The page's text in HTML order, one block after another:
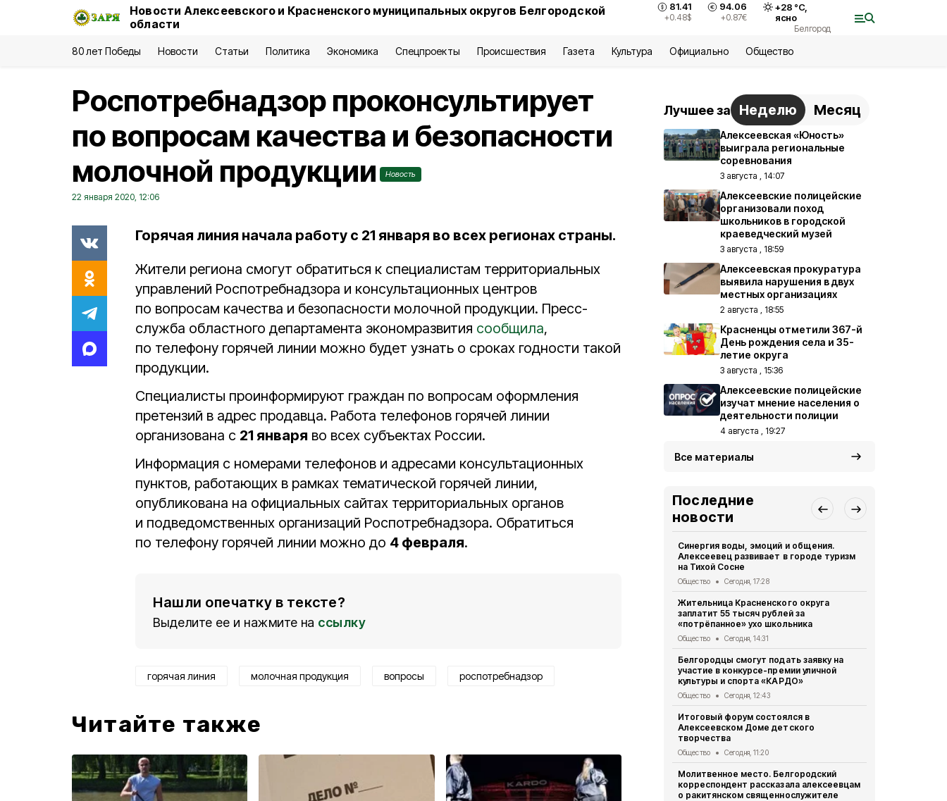
Новости Алексеевского и Красненского муниципальных округов Белгородской
области
81.41
+0.48$
94.06
+0.87€
+28 °С,
ясно
Белгород
80 лет Победы Новости Статьи Политика Экономика Спецпроекты Происшествия Газета Культура Официально Общество
Роспотребнадзор проконсультирует
по вопросам качества и безопасности
молочной продукции
Новость
22 января 2020, 12:06
Горячая линия начала работу с 21 января во всех регионах страны.
Жители региона смогут обратиться к специалистам территориальных
управлений Роспотребнадзора и консультационных центров
по вопросам качества и безопасности молочной продукции. Пресс-
служба областного департамента экономразвития сообщила,
по телефону горячей линии можно будет узнать о сроках годности такой
продукции.
Специалисты проинформируют граждан по вопросам оформления
претензий в адрес продавца. Работа телефонов горячей линии
организована с 21 января во всех субъектах России.
Информация с номерами телефонов и адресами консультационных
пунктов, работающих в рамках тематической горячей линии,
опубликована на официальных сайтах территориальных органов
и подведомственных организаций Роспотребнадзора. Обратиться
по телефону горячей линии можно до 4 февраля.
Нашли опечатку в тексте?
Выделите ее и нажмите на ссылку
горячая линия молочная продукция вопросы роспотребнадзор
Читайте также
Лучшее за Неделю Месяц
Алексеевская «Юность»
выиграла региональные
соревнования
3 августа , 14:07
Алексеевские полицейские
организовали поход
школьников в городской
краеведческий музей
3 августа , 18:59
Алексеевская прокуратура
выявила нарушения в двух
местных организациях
2 августа , 18:55
Красненцы отметили 367-й
День рождения села и 35-
летие округа
3 августа , 15:36
Алексеевские полицейские
изучат мнение населения о
деятельности полиции
4 августа , 19:27
Все материалы
Последние
новости
Синергия воды, эмоций и общения.
Алексеевец развивает в городе туризм
на Тихой Сосне
Общество Сегодня, 17:28
Жительница Красненского округа
заплатит 55 тысяч рублей за
«потрёпанное» ухо школьника
Общество Сегодня, 14:31
Белгородцы смогут подать заявку на
участие в конкурсе-премии уличной
культуры и спорта «КАРДО»
Общество Сегодня, 12:43
Итоговый форум состоялся в
Алексеевском Доме детского
творчества
Общество Сегодня, 11:20
Молитвенное место. Белгородский
корреспондент рассказала алексеевцам
о ракитянском священнослужителе